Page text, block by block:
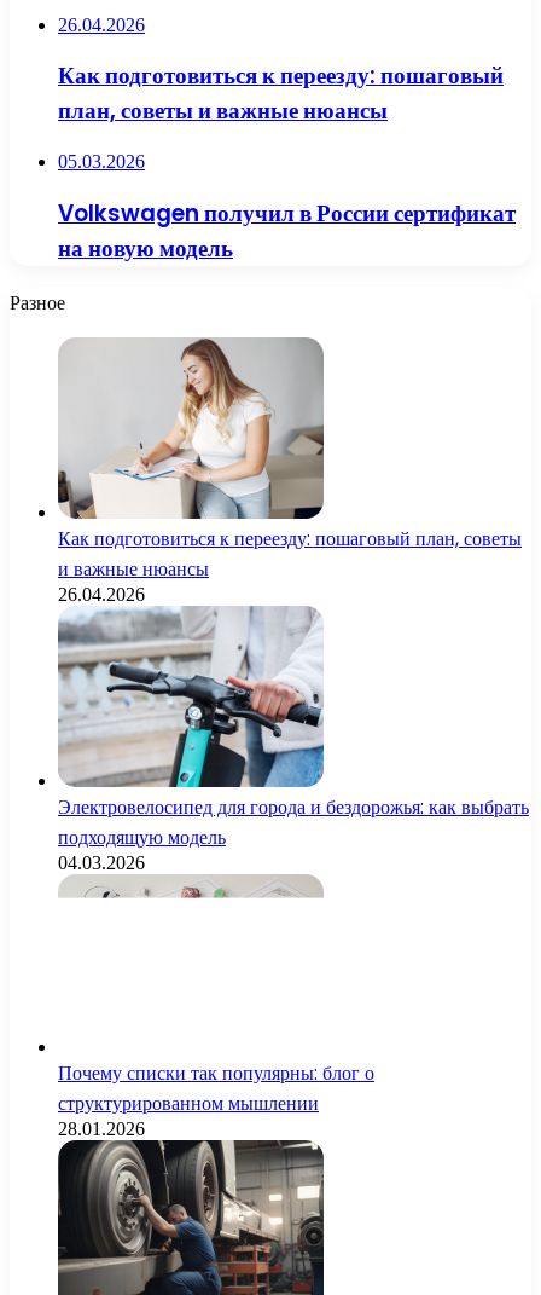
26.04.2026
Как подготовиться к переезду: пошаговый
план, советы и важные нюансы
05.03.2026
Volkswagen получил в России сертификат
на новую модель
Разное
Как подготовиться к переезду: пошаговый план, советы
и важные нюансы
26.04.2026
Электровелосипед для города и бездорожья: как выбрать
подходящую модель
04.03.2026
Почему списки так популярны: блог о
структурированном мышлении
28.01.2026